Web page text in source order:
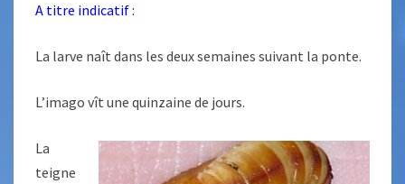
A titre indicatif :
La larve naît dans les deux semaines suivant la ponte.
L’imago vît une quinzaine de jours.
La
teigne